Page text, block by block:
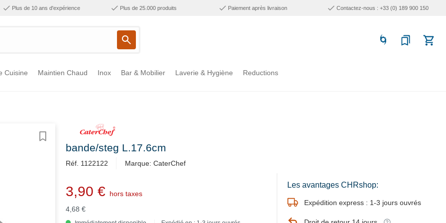
Plus de 10 ans d'expérience Plus de 25.000 produits Paiement après livraison Contactez-nous : +33 (0) 189 900 150
Cuisine Maintien Chaud Inox Bar & Mobilier Laverie & Hygiène Reductions
bande/steg L.17.6cm
Réf. 1122122 Marque: CaterChef
3,90 €
hors taxes
4,68 €
Les avantages CHRshop:
Expédition express : 1-3 jours ouvrés